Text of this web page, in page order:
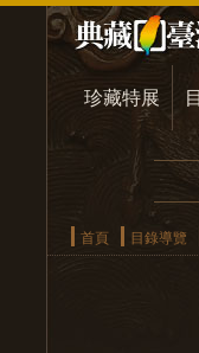
珍藏特展
首頁 目錄導覽